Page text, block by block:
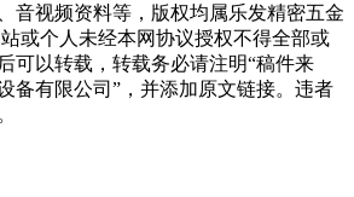
音视频资料等，版权均属乐发精密五金
或个人未经本网协议授权不得全部或
可以转载，转载务必请注明“稿件来
备有限公司”，并添加原文链接。违者